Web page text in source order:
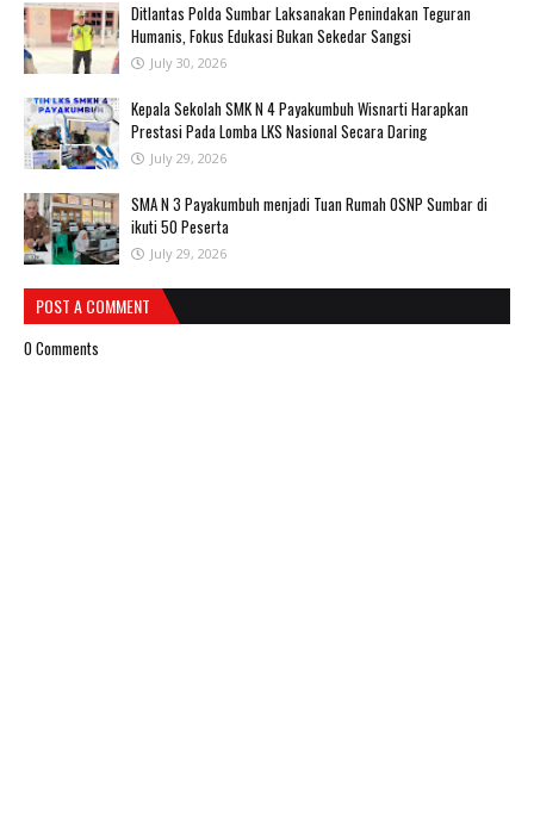
Ditlantas Polda Sumbar Laksanakan Penindakan Teguran
Humanis, Fokus Edukasi Bukan Sekedar Sangsi
July 30, 2026
Kepala Sekolah SMK N 4 Payakumbuh Wisnarti Harapkan
Prestasi Pada Lomba LKS Nasional Secara Daring
July 29, 2026
SMA N 3 Payakumbuh menjadi Tuan Rumah OSNP Sumbar di
ikuti 50 Peserta
July 29, 2026
POST A COMMENT
0 Comments